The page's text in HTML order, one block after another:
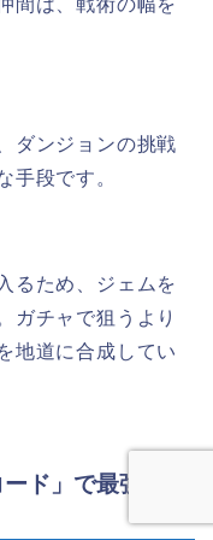
ダンジョンの挑戦
手段です。
るため、ジェムを
ガチャで狙うより
地道に合成してい
ド」で最強ス